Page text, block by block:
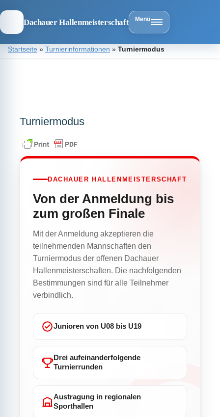
Dachauer Hallenmeisterschaft Menü
ZumStartseite » Turnierinformationen » Turniermodus
Turniermodus
DACHAUER HALLENMEISTERSCHAFT
Von der Anmeldung bis
zum großen Finale
Mit der Anmeldung akzeptieren die
teilnehmenden Mannschaften den
Turniermodus der offenen Dachauer
Hallenmeisterschaften. Die nachfolgenden
Bestimmungen sind für alle Teilnehmer
verbindlich.
Junioren von U08 bis U19
Drei aufeinanderfolgende
Turnierrunden
Austragung in regionalen
Sporthallen